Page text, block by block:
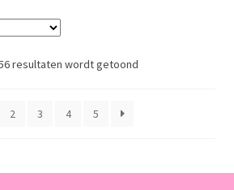
resultaten wordt getoond
2 3 4 5